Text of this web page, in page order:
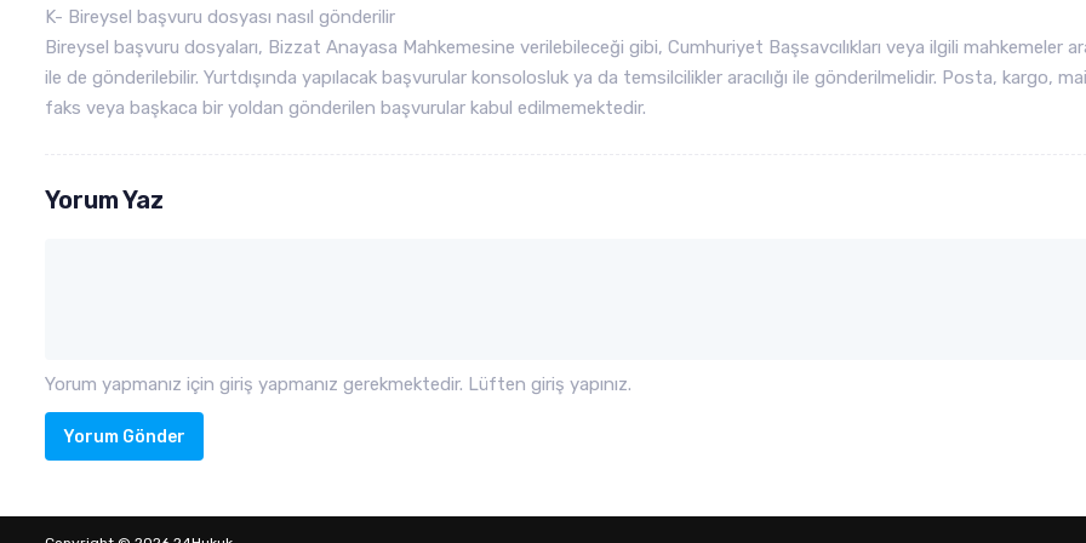
K- Bireysel başvuru dosyası nasıl gönderilir
Bireysel başvuru dosyaları, Bizzat Anayasa Mahkemesine verilebileceği gibi, Cumhuriyet Başsavcılıkları veya ilgili mahkemeler
ile de gönderilebilir. Yurtdışında yapılacak başvurular konsolosluk ya da temsilcilikler aracılığı ile gönderilmelidir. Posta, kargo,
faks veya başkaca bir yoldan gönderilen başvurular kabul edilmemektedir.
Yorum Yaz
Yorum yapmanız için giriş yapmanız gerekmektedir. Lüften giriş yapınız.
Yorum Gönder